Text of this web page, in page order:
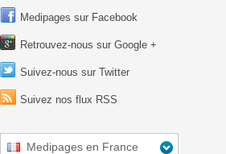
Medipages sur Facebook
Retrouvez-nous sur Google +
Suivez-nous sur Twitter
Suivez nos flux RSS
Medipages en France